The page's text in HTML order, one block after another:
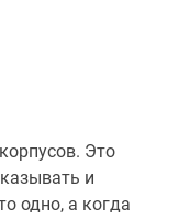
Это
и
одно, а когда